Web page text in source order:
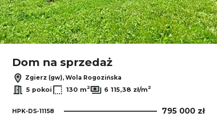
Dom na sprzedaż
Zgierz (gw), Wola Rogozińska
5 pokoi
130 m2 6 115,38 zł/m2
HPK-DS-11158 795 000 zł